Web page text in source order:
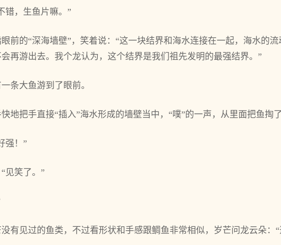
错，生鱼片嘛。”
前的“深海墙壁”，笑着说：“这一块结界和海水连接在一起，海水的
再游出去。我个龙认为，这个结界是我们祖先发明的最强结界。”
条大鱼游到了眼前。
地把手直接“插入”海水形成的墙壁当中，“噗”的一声，从里面把鱼掏了
强！”
见笑了。”
有见过的鱼类，不过看形状和手感跟鲷鱼非常相似，岁芒问龙云朵：